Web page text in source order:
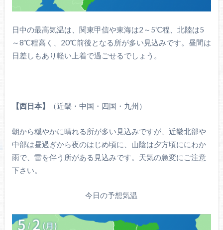
日中の最高気温は、関東甲信や東海は2～5℃程、北陸は5
～8℃程高く、20℃前後となる所が多い見込みです。昼間は
日差しもあり軽い上着で過ごせるでしょう。
【西日本】 （近畿・中国・四国・九州）
朝から穏やかに晴れる所が多い見込みですが、近畿北部や
中部は昼過ぎから夜のはじめ頃に、山陰は夕方頃ににわか
雨で、雷を伴う所がある見込みです。天気の急変にご注意
下さい。
今日の予想気温